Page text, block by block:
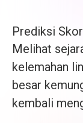
Prediksi
Melihat
kelemahan
besar
kembali